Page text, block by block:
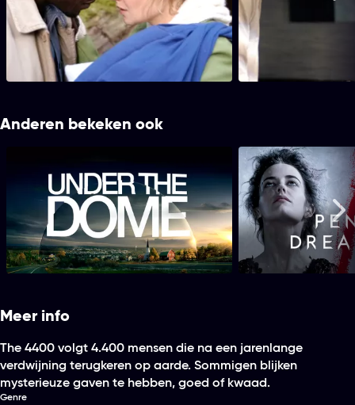
medisch toezicht is Tom in beperkte functie
teruggekeerd bij NTAC, alleen voor
administratief werk.
medisch toezicht is
teruggekeerd bij
administratief werk.
Anderen bekeken ook
Under the Dome Penny
Meer info
The 4400 volgt 4.400 mensen die na een jarenlange
verdwijning terugkeren op aarde. Sommigen blijken
mysterieuze gaven te hebben, goed of kwaad.
Genre